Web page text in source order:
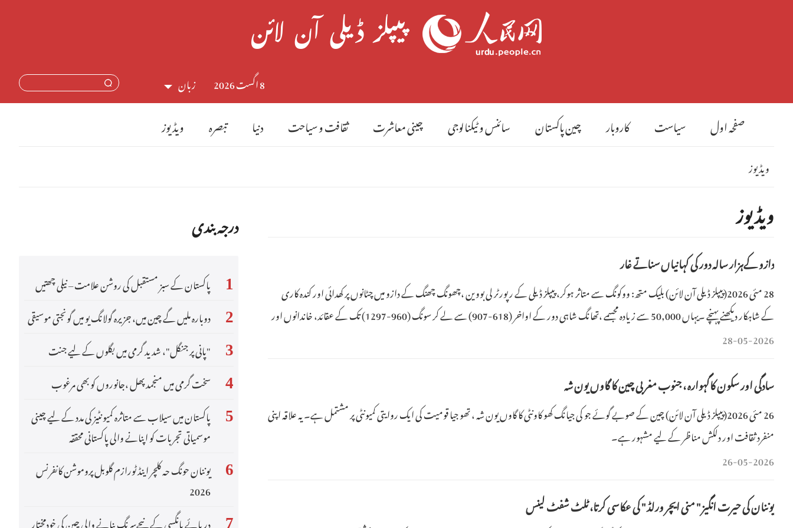
زبان
中文简体
عربي
한국어
Deutsch
Português
Italiano
Қазақ тілі
ภาษาไทย
Bahasa Melayu
8 اگست 2026
صفحہ اول سیاست کاروبار چین پاکستان سائنس و ٹیکنالوجی چینی معاشرت ثقافت و سیاحت دنیا تبصرہ ویڈیوز
ویڈیوز
ویڈیوز
دازو کےہزار سالہ دور کی کہانیاں سناتے غار
28 مئی 2026(پیپلز ڈیلی آن لائن) بلیک متھ: ووکونگ سے متاثر ہوکر، پیپلز ڈیلی کے رپورٹر لی بووین ،چھونگ چھنگ کے دازو میں چٹانوں پر کھدائی اور کندہ کاری
کے شاہکار دیکھنے پہنچے ۔یہاں 50,000 سے زیادہ مجسمے ،تھانگ شاہی دور کے اواخر (618-907) سے لے کر سونگ (960-1297) تک کے عقائد، خاندانوں اور
روزمرہ زندگی ک
28-05-2026
سادگی اور سکون کاگہوارہ ، جنوب مغربی چین کا گاوں یون شہ
26 مئی 2026(پیپلز ڈیلی آن لائن) چین کے صوبے گوئے جو کی جیانگ کھو کاونٹی کا گاوں یون شہ ، تھو جیا قومیت کی ایک روایتی کمیونٹی پر مشتمل ہے۔ یہ علاقہ اپنی
منفرد ثقافت اور دلکش مناظر کے لیے مشہور ہے۔
26-05-2026
یوننان کی حیرت انگیز " منی ایچر ورلڈ " کی عکاسی کرتا، ٹلٹ شفٹ لینس
درجہ بندی
1 پاکستان کے سبز مستقبل کی روشن علامت – نیلی چھتیں
2 دوبارہ ملیں گے چین میں، جزیرہ گولانگ یو میں گونجتی موسیقی
3 "پانی پر جنگل"، شدید گرمی میں بگلوں کے لیے جنت
4 سخت گرمی میں منجمد پھل ،جانوروں کو بھی مرغوب
5
پاکستان میں سیلاب سے متاثرہ کمیونٹیز کی مدد کے لیے چینی
موسمیاتی تجربات کو اپنانے والی پاکستانی محققہ
6
یوننان حونگ حہ کلچر اینڈ ٹورازم گلوبل پروموشن کانفرنس
2026
7
دریائے یانگسی کے نیچےسرنگ بنانے والی چین کی خودمختار